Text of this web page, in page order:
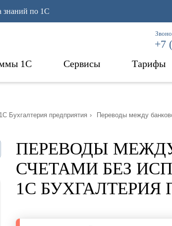
знаний по 1С
+7
1С Сервисы Тарифы
1С Бухгалтерия предприятия › Переводы между
ПЕРЕВОДЫ
СЧЕТАМИ БЕЗ
1С БУХГАЛТЕРИЯ